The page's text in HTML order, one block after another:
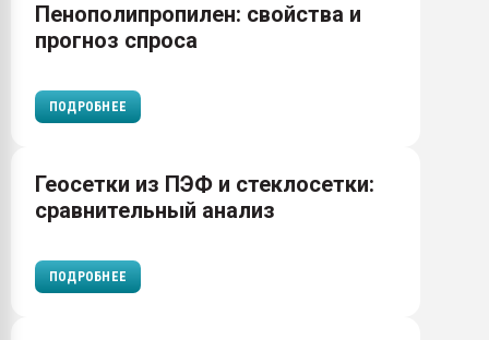
Пенополипропилен: свойства и
прогноз спроса
ПОДРОБНЕЕ
Геосетки из ПЭФ и стеклосетки:
сравнительный анализ
ПОДРОБНЕЕ